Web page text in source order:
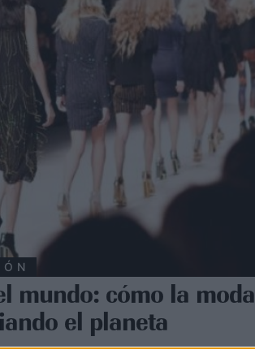
mundo: cómo la moda
el planeta